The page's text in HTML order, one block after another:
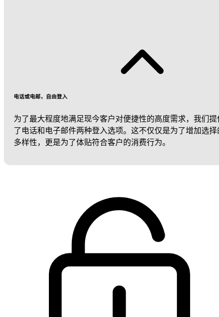
电话或电邮，自由登入
为了最大程度地满足现今客户对便捷性的高度需求，我们提
了电话和电子邮件两种登入选项。这不仅仅是为了增加选择
多样性，更是为了体贴符合客户的消费行为。